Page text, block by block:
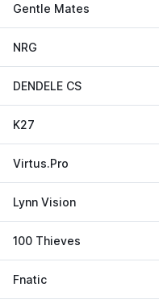
Gentle Mates
NRG
DENDELE CS
K27
Virtus.Pro
Lynn Vision
100 Thieves
Fnatic